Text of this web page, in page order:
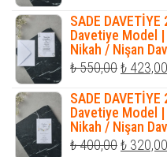
fiyat:
₺
SADE
Davetiye Model
Nikah / Nişan
₺550,00Orijinal
fiyat:
₺
₺ 423,00
SADE
Davetiye Model
Nikah / Nişan
₺400,00Orijinal
₺ 320,00